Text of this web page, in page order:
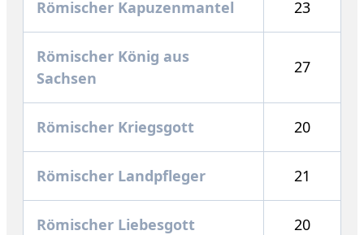
Römischer Kapuzenmantel 23
Römischer König aus
Sachsen
27
Römischer Kriegsgott 20
Römischer Landpfleger 21
Römischer Liebesgott 20